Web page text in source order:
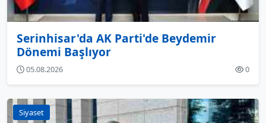
Serinhisar'da AK Parti'de Beydemir
Dönemi Başlıyor
05.08.2026 0
Siyaset